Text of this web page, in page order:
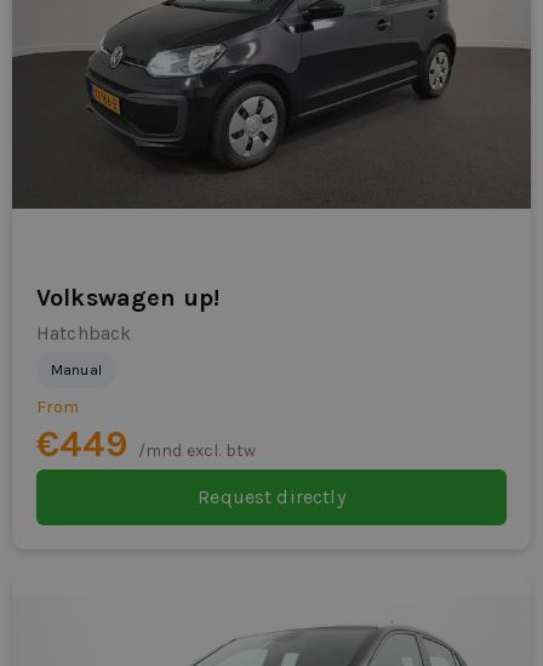
Volkswagen up!
Hatchback
Manual
From
€449 /mnd excl. btw
Request directly